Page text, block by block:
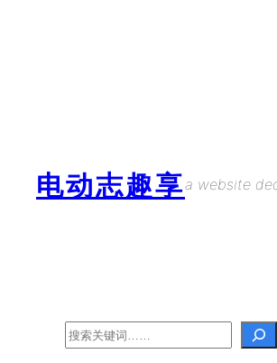
电动志趣享a website
Search